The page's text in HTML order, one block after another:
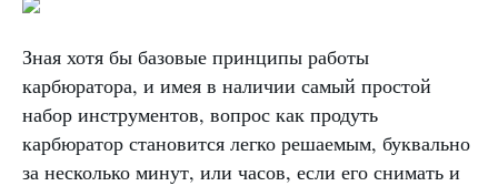
Зная хотя бы базовые принципы работы
карбюратора, и имея в наличии самый простой
набор инструментов, вопрос как продуть
карбюратор становится легко решаемым, буквально
за несколько минут, или часов, если его снимать и